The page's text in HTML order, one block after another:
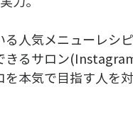
人気メニューレシ
きるサロン
本気で目指す人を